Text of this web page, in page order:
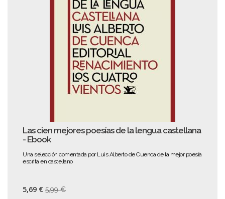
Las cien mejores poesías de la lengua castellana
- Ebook
Una selección comentada por Luis Alberto de Cuenca de la mejor poesía
escrita en castellano
5,69 € 5,99 €